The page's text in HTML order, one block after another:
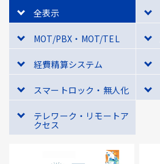
全表示
MOT/PBX・MOT/TEL
経費精算システム
スマートロック・無人化
テレワーク・リモートア
クセス